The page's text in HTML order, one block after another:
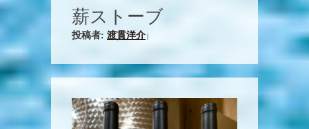
薪ストーブ
投稿者: 渡貫洋介